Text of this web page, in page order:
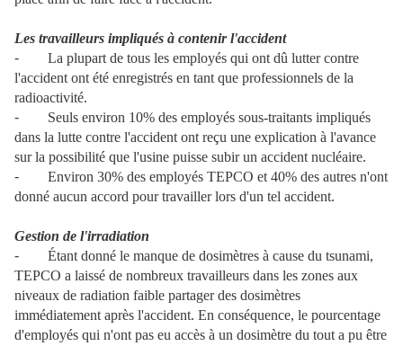
Les travailleurs impliqués à contenir l'accident
-
La plupart de tous les employés qui ont dû lutter contre
l'accident ont été enregistrés en tant que professionnels de la
radioactivité.
-
Seuls environ 10% des employés sous-traitants impliqués
dans la lutte contre l'accident ont reçu une explication à l'avance
sur la possibilité que l'usine puisse subir un accident nucléaire.
-
Environ 30% des employés TEPCO et 40% des autres n'ont
donné aucun accord pour travailler lors d'un tel accident.
Gestion de l'irradiation
-
Étant donné le manque de dosimètres à cause du tsunami,
TEPCO a laissé de nombreux travailleurs dans les zones aux
niveaux de radiation faible partager des dosimètres
immédiatement après l'accident. En conséquence, le pourcentage
d'employés qui n'ont pas eu accès à un dosimètre du tout a pu être